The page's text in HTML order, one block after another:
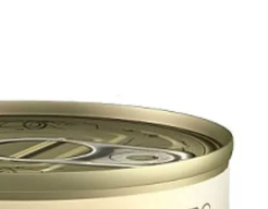
die kleinsten aus der HFC-
kein dehydriertes Fleisch
Brühe wird die tägliche